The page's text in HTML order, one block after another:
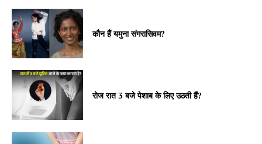
कौन हैं यमुना संगरासिवम?
रोज रात 3 बजे पेशाब के लिए उठती हैं?